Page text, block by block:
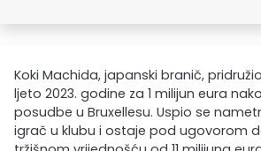
Koki Machida, japanski branič,
ljeto 2023. godine za 1 milijun eura
posudbe u Bruxellesu. Uspio se
igrač u klubu i ostaje pod ugovorom